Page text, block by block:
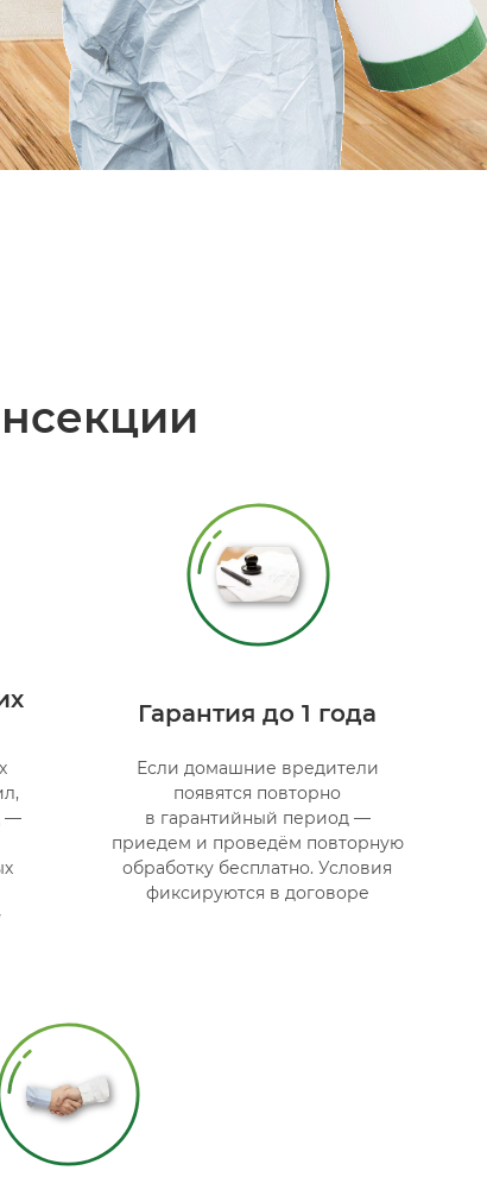
—
Гарантия до 1 года
Если домашние вредители
появятся повторно
в гарантийный период —
приедем и проведём повторную
обработку бесплатно. Условия
фиксируются в договоре